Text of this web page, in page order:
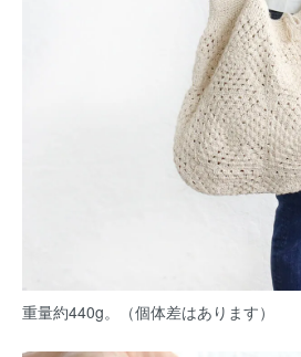
重量約440g。（個体差はあります）